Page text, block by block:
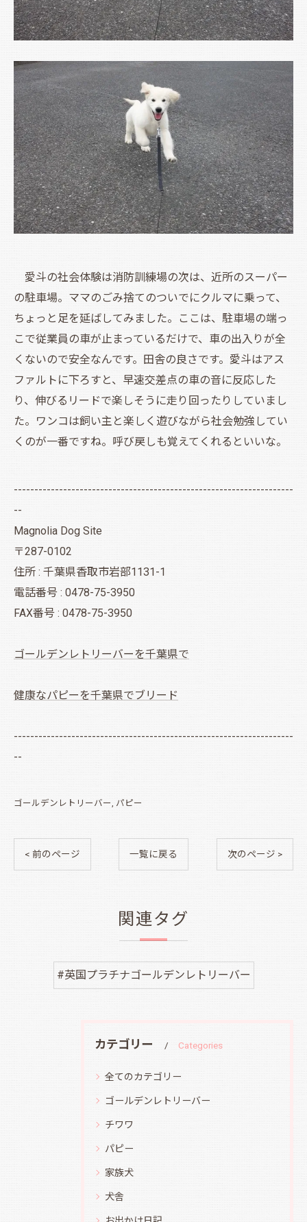
愛斗の社会体験は消防訓練場の次は、近所のスーパー
の駐車場。ママのごみ捨てのついでにクルマに乗って、
ちょっと足を延ばしてみました。ここは、駐車場の端っ
こで従業員の車が止まっているだけで、車の出入りが全
くないので安全なんです。田舎の良さです。愛斗はアス
ファルトに下ろすと、早速交差点の車の音に反応した
り、伸びるリードで楽しそうに走り回ったりしていまし
た。ワンコは飼い主と楽しく遊びながら社会勉強してい
くのが一番ですね。呼び戻しも覚えてくれるといいな。
--------------------------------------------------------------------
--
Magnolia Dog Site
〒287-0102
住所 : 千葉県香取市岩部1131-1
電話番号 : 0478-75-3950
FAX番号 : 0478-75-3950
ゴールデンレトリーバーを千葉県で
健康なパピーを千葉県でブリード
--------------------------------------------------------------------
--
ゴールデンレトリーバー パピー
< 前のページ 一覧に戻る 次のページ >
関連タグ
#英国プラチナゴールデンレトリーバー
カテゴリー Categories
全てのカテゴリー
ゴールデンレトリーバー
チワワ
パピー
家族犬
犬舎